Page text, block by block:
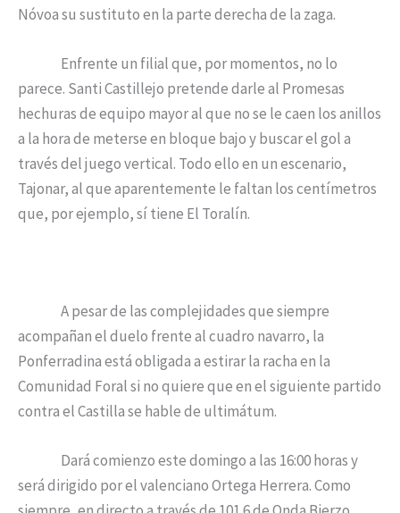
Nóvoa su sustituto en la parte derecha de la zaga.
Enfrente un filial que, por momentos, no lo
parece. Santi Castillejo pretende darle al Promesas
hechuras de equipo mayor al que no se le caen los anillos
a la hora de meterse en bloque bajo y buscar el gol a
través del juego vertical. Todo ello en un escenario,
Tajonar, al que aparentemente le faltan los centímetros
que, por ejemplo, sí tiene El Toralín.
A pesar de las complejidades que siempre
acompañan el duelo frente al cuadro navarro, la
Ponferradina está obligada a estirar la racha en la
Comunidad Foral si no quiere que en el siguiente partido
contra el Castilla se hable de ultimátum.
Dará comienzo este domingo a las 16:00 horas y
será dirigido por el valenciano Ortega Herrera. Como